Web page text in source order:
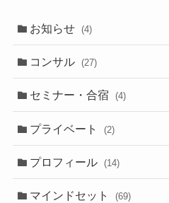
お知らせ (4)
コンサル (27)
セミナー・合宿 (4)
プライベート (2)
プロフィール (14)
マインドセット (69)